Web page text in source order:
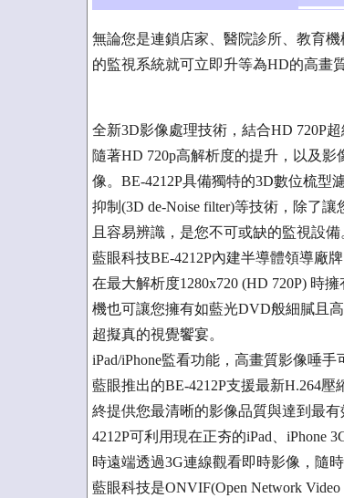
無論您是連鎖店家、醫院診所、教育
的監視系統就可立即升等為HD的高畫
全新3D影像處理技術，結合HD 720P
隨著HD 720p高解析度的提升，以及
像。BE-4212P具備獨特的3D數位梳型
抑制(3D de-Noise filter)等技術，除了
且容易辨識，是您不可或缺的監視設備
藍眼科技BE-4212P內建半導體領導廠
在最大解析度1280x720 (HD 720P) 時
機也可讓您擁有如藍光DVD般細膩且
超擬真的視覺饗宴。
iPad/iPhone監看功能，高畫質影像唾手
藍眼推出的BE-4212P支援最新H.264
終提供您最清晰的影像品質與達到最
4212P可利用現在正夯的iPad、iPhone
時遠端透過3G連線觀看即時影像，隨
藍眼科技是ONVIF(Open Network